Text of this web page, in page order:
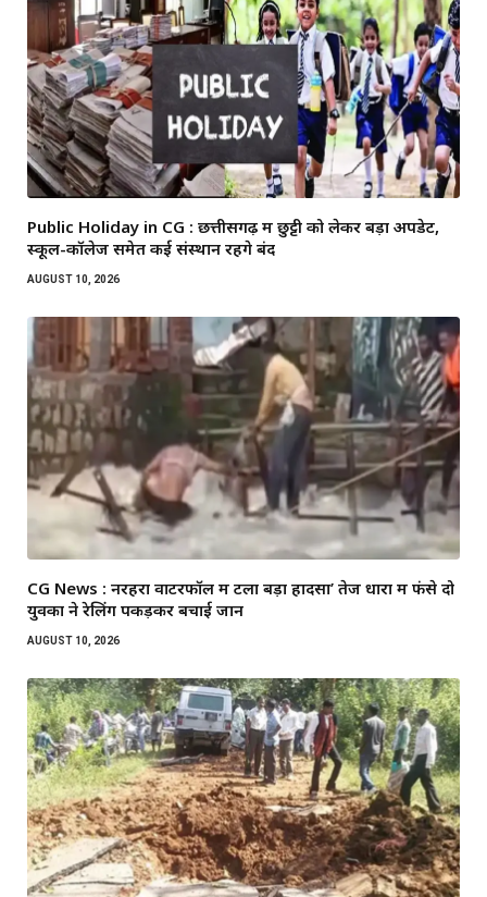
Public Holiday in CG : छत्तीसगढ़ में छुट्टी को लेकर बड़ा अपडेट,
स्कूल-कॉलेज समेत कई संस्थान रहेंगे बंद
AUGUST 10, 2026
CG News : नरहरा वाटरफॉल में टला बड़ा हादसा’ तेज धारा में फंसे दो
युवकों ने रेलिंग पकड़कर बचाई जान
AUGUST 10, 2026